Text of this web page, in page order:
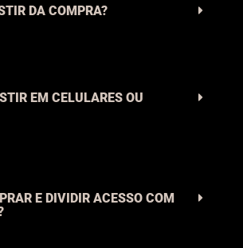
DA COMPRA?
EM CELULARES OU
E DIVIDIR ACESSO COM